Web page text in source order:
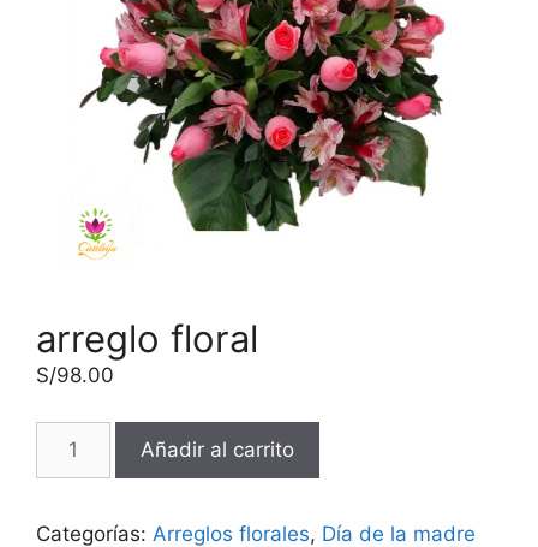
arreglo floral
S/98.00
Añadir al carrito
Categorías: Arreglos florales, Día de la madre